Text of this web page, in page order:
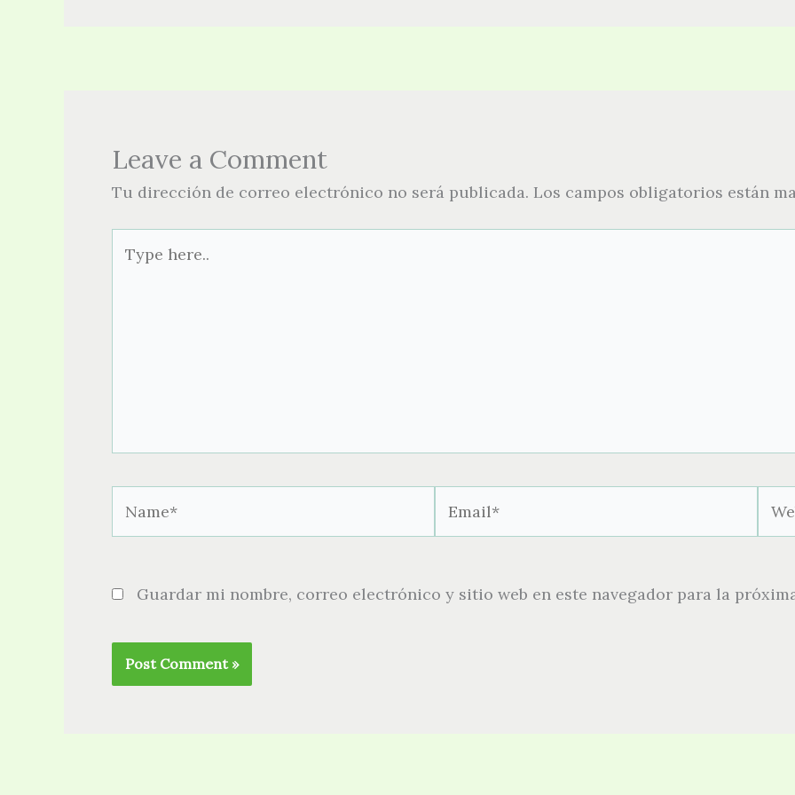
Leave a Comment
Tu dirección de correo electrónico no será publicada. Los campos obligatorios están
here..
Guardar mi nombre, correo electrónico y sitio web en este navegador para la